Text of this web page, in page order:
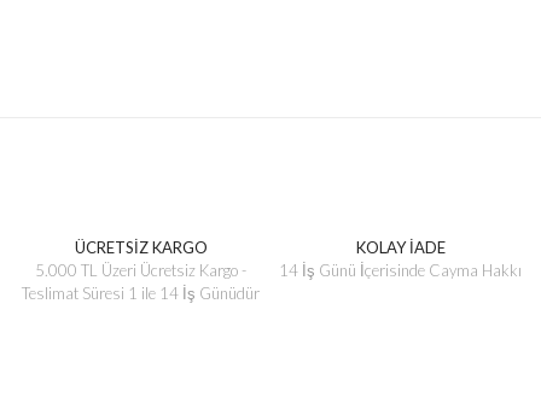
ÜCRETSİZ KARGO
5.000 TL Üzeri Ücretsiz Kargo -
Teslimat Süresi 1 ile 14 İş Günüdür
KOLAY İADE
14 İş Günü İçerisinde Cayma Hakkı